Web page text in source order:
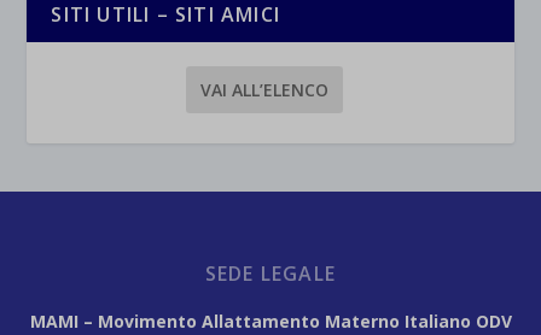
SITI UTILI – SITI AMICI
VAI ALL’ELENCO
SEDE LEGALE
MAMI – Movimento Allattamento Materno Italiano ODV